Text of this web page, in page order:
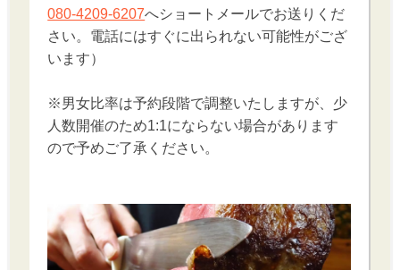
080-4209-6207へショートメールでお送りくだ
さい。電話にはすぐに出られない可能性がござ
います）
※男女比率は予約段階で調整いたしますが、少
人数開催のため1:1にならない場合があります
ので予めご了承ください。